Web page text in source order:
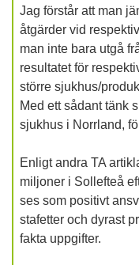
Jag förstår att man
åtgärder vid
man inte bara utgå
resultatet för
större sjukhus/
Med ett sådant tänk
sjukhus i Norrland,
Enligt andra TA
miljoner i Sollefteå
ses som positivt
stafetter och dyrast
fakta uppgifter.